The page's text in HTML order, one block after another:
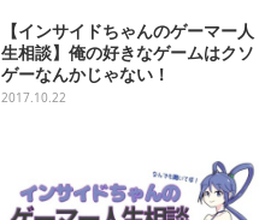
【インサイドちゃんのゲーマー人
生相談】俺の好きなゲームはクソ
ゲーなんかじゃない！
2017.10.22